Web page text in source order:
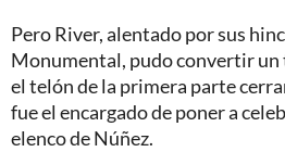
Pero River, alentado por sus
Monumental, pudo convertir un
el telón de la primera parte
fue el encargado de poner a
elenco de Núñez.